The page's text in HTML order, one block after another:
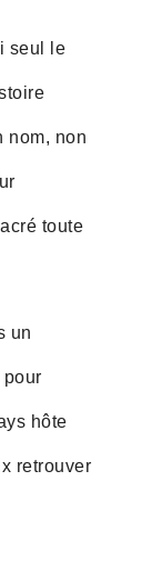
seul le
nom, non
toute
un
pour
hôte
retrouver